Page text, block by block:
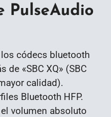
PulseAudio
códecs bluetooth
de «SBC XQ» (SBC
calidad).
Bluetooth HFP.
volumen absoluto